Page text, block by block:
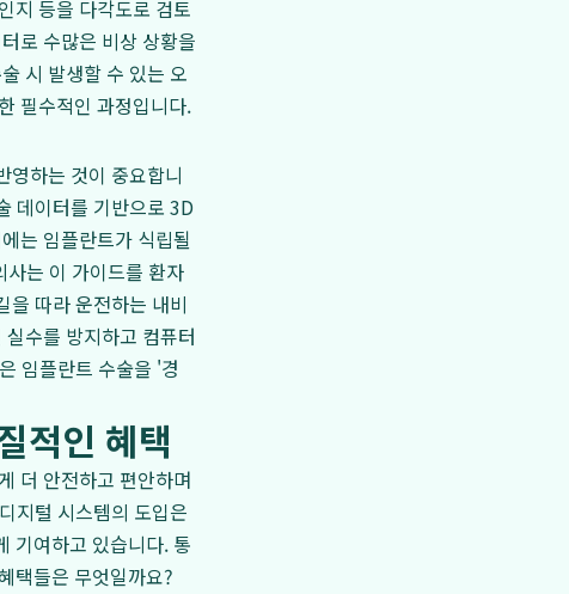
지 등을 다각도로 검토
로 수많은 비상 상황을
시 발생할 수 있는 오
필수적인 과정입니다.
영하는 것이 중요합니
데이터를 기반으로 3D
는 임플란트가 식립될
는 이 가이드를 환자
을 따라 운전하는 내비
수를 방지하고 컴퓨터
임플란트 수술을 '경
적인 혜택
더 안전하고 편안하며
지털 시스템의 도입은
기여하고 있습니다. 통
택들은 무엇일까요?